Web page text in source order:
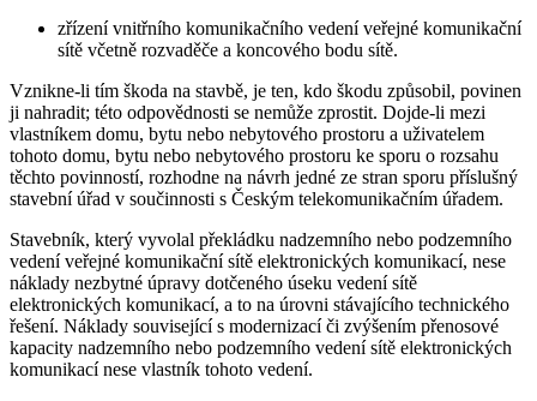
zřízení vnitřního komunikačního vedení veřejné komunikační
sítě včetně rozvaděče a koncového bodu sítě.
Vznikne-li tím škoda na stavbě, je ten, kdo škodu způsobil, povinen
ji nahradit; této odpovědnosti se nemůže zprostit. Dojde-li mezi
vlastníkem domu, bytu nebo nebytového prostoru a uživatelem
tohoto domu, bytu nebo nebytového prostoru ke sporu o rozsahu
těchto povinností, rozhodne na návrh jedné ze stran sporu příslušný
stavební úřad v součinnosti s Českým telekomunikačním úřadem.
Stavebník, který vyvolal překládku nadzemního nebo podzemního
vedení veřejné komunikační sítě elektronických komunikací, nese
náklady nezbytné úpravy dotčeného úseku vedení sítě
elektronických komunikací, a to na úrovni stávajícího technického
řešení. Náklady související s modernizací či zvýšením přenosové
kapacity nadzemního nebo podzemního vedení sítě elektronických
komunikací nese vlastník tohoto vedení.